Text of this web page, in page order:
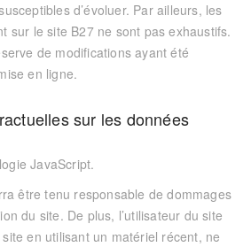
d’évoluer. Par ailleurs, les
sur le site B27ne sont pas exhaustifs.
de modifications ayant été
en ligne.
sur les données
JavaScript.
être tenu responsable de dommages
du site. De plus, l’utilisateur du site
en utilisant un matériel récent, ne